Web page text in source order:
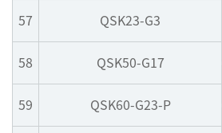
57 QSK23-G3
58 QSK50-G17
59 QSK60-G23-P